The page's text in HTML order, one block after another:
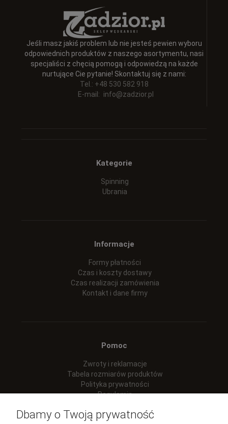
Jeśli masz jakiś problem lub nie jesteś pewien wyboru
odpowiednich produktów z naszego asortymentu, nasi
specjaliści z chęcią pomogą i odpowiedzą na każde
nurtujące Cie pytanie! Skontaktuj się z nami:
Tel.: +48 530 582 918
E-mail: info@zadzior.pl
Kategorie
Spinning
Ubrania
Informacje
Formy płatności
Czas i koszty dostawy
Czas realizacji zamówienia
Kontakt i dane firmy
Pomoc
Zwroty i reklamacje
Tabela rozmiarów produktów
Polityka prywatności
Regulamin
Dbamy o Twoją prywatność